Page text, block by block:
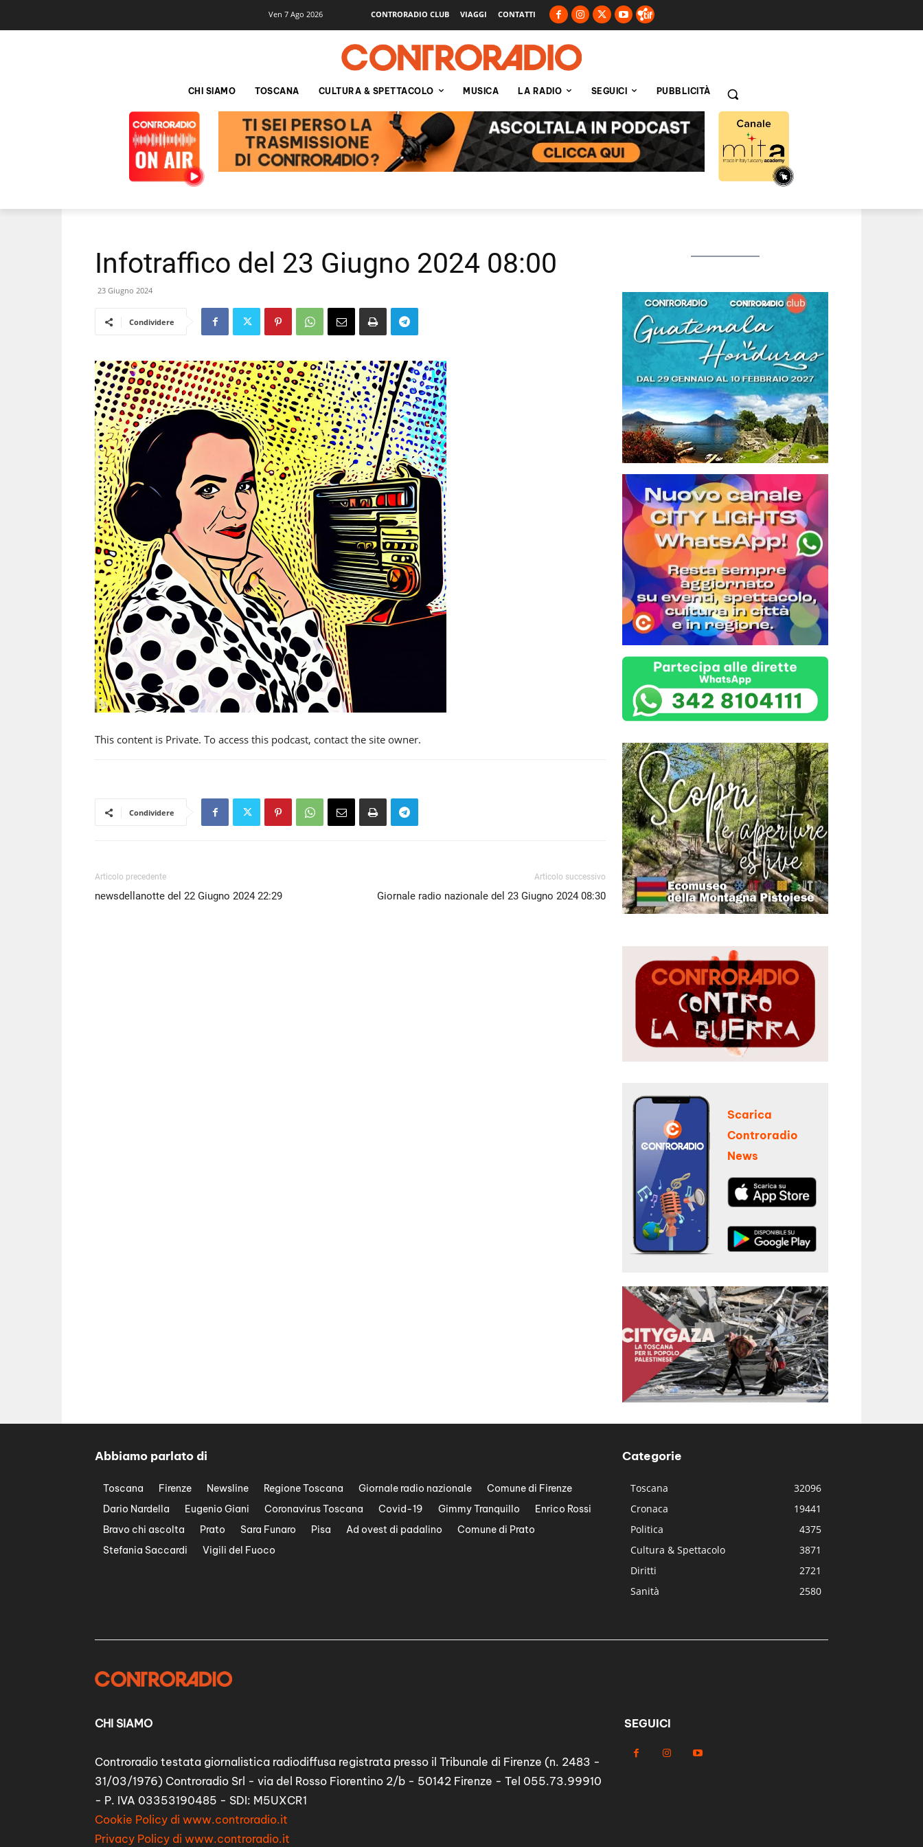
Ven 7 Ago 2026 CONTRORADIO CLUB VIAGGI CONTATTI
CHI SIAMO TOSCANA CULTURA & SPETTACOLO MUSICA LA RADIO SEGUICI PUBBLICITÀ
Infotraffico del 23 Giugno 2024 08:00
23 Giugno 2024
Condividere
This content is Private. To access this podcast, contact the site owner.
Condividere
Articolo precedente
newsdellanotte del 22 Giugno 2024 22:29
Articolo successivo
Giornale radio nazionale del 23 Giugno 2024 08:30
Scarica
Controradio
News
Abbiamo parlato di
Toscana Firenze Newsline Regione Toscana Giornale radio nazionale
Comune di Firenze
Dario Nardella
Eugenio Giani Coronavirus Toscana Covid-19 Gimmy Tranquillo
Enrico Rossi
Bravo chi ascolta
Prato Sara Funaro Pisa Ad ovest di padalino
Comune di Prato
Stefania Saccardi
Vigili del Fuoco
Categorie
Toscana
32096
Cronaca
19441
Politica
4375
Cultura & Spettacolo
3871
Diritti
2721
Sanità
2580
CHI SIAMO
Controradio testata giornalistica radiodiffusa registrata presso il Tribunale di Firenze (n. 2483 -
31/03/1976) Controradio Srl - via del Rosso Fiorentino 2/b - 50142 Firenze - Tel 055.73.99910
- P. IVA 03353190485 - SDI: M5UXCR1
Cookie Policy di www.controradio.it
Privacy Policy di www.controradio.it
SEGUICI